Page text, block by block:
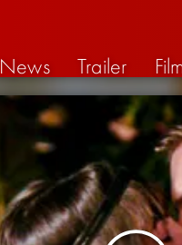
News Trailer